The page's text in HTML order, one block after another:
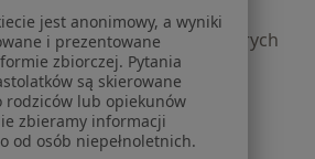
profesjonalistów
dla profesjonalistów, których
samodzielnie
Polityka cookies
wyniki wyszukiwania
Dostępność
jest anonimowy, a wyniki
i prezentowane
zbiorczej. Pytania
są skierowane
rodziców lub opiekunów
zbieramy informacji
od osób niepełnoletnich.